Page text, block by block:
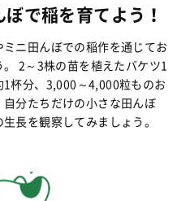
で稲を育てよう！
ニ田んぼでの稲作を通じてお
2～3株の苗を植えたバケツ1
杯分、3,000～4,000粒ものお
分たちだけの小さな田んぼ
長を観察してみましょう。